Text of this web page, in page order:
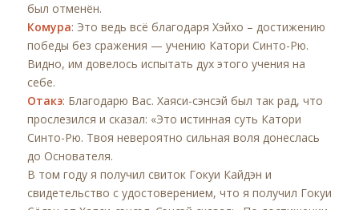
был отменён.
Комура: Это ведь всё благодаря Хэйхо – достижению
победы без сражения — учению Катори Синто-Рю.
Видно, им довелось испытать дух этого учения на
себе.
Отакэ: Благодарю Вас. Хаяси-сэнсэй был так рад, что
прослезился и сказал: «Это истинная суть Катори
Синто-Рю. Твоя невероятно сильная воля донеслась
до Основателя.
В том году я получил свиток Гокуи Кайдэн и
свидетельство с удостоверением, что я получил Гокуи